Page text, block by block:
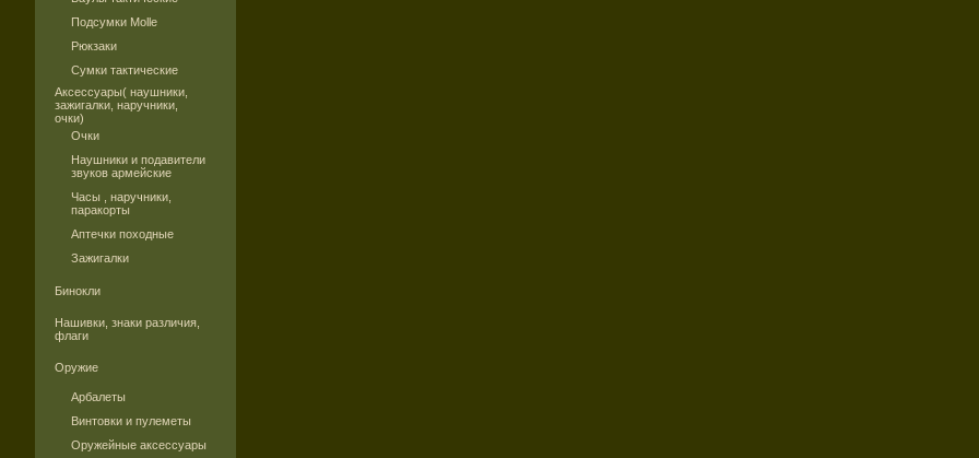
Подсумки Molle
Рюкзаки
Сумки тактические
Аксессуары( наушники,
зажигалки, наручники,
очки)
Очки
Наушники и подавители
звуков армейские
Часы , наручники,
паракорты
Аптечки походные
Зажигалки
Бинокли
Нашивки, знаки различия,
флаги
Оружие
Арбалеты
Винтовки и пулеметы
Оружейные аксессуары